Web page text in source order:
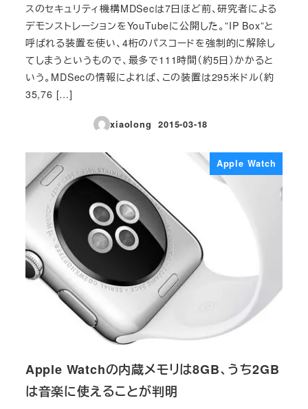
スのセキュリティ機構MDSecは7日ほど前、研究者による
デモンストレーションをYouTubeに公開した。”IP Box”と
呼ばれる装置を使い、4桁のパスコードを強制的に解除し
てしまうというもので、最多で111時間（約5日）かかると
いう。MDSecの情報によれば、この装置は295米ドル（約
35,76 […]
xiaolong
投稿日
2015-03-18
Apple Watch
Apple Watchの内蔵メモリは8GB、うち2GB
は音楽に使えることが判明